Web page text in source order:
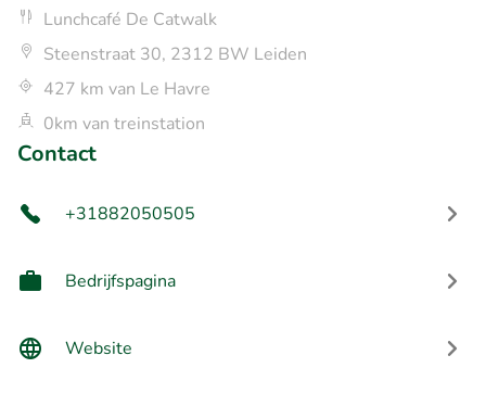
Lunchcafé De Catwalk
Steenstraat 30, 2312 BW Leiden
427 km van Le Havre
0km van treinstation
Contact
+31882050505
Bedrijfspagina
Website